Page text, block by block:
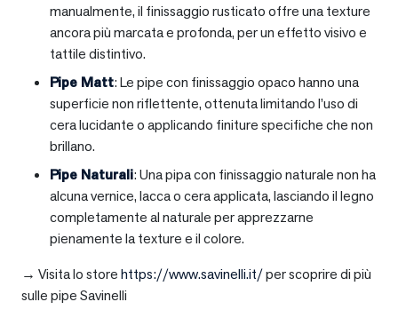
manualmente, il finissaggio rusticato offre una texture
ancora più marcata e profonda, per un effetto visivo e
tattile distintivo.
Pipe Matt: Le pipe con finissaggio opaco hanno una
superficie non riflettente, ottenuta limitando l’uso di
cera lucidante o applicando finiture specifiche che non
brillano.
Pipe Naturali: Una pipa con finissaggio naturale non ha
alcuna vernice, lacca o cera applicata, lasciando il legno
completamente al naturale per apprezzarne
pienamente la texture e il colore.
→ Visita lo storehttps://www.savinelli.it/per scoprire di più
sulle pipe Savinelli